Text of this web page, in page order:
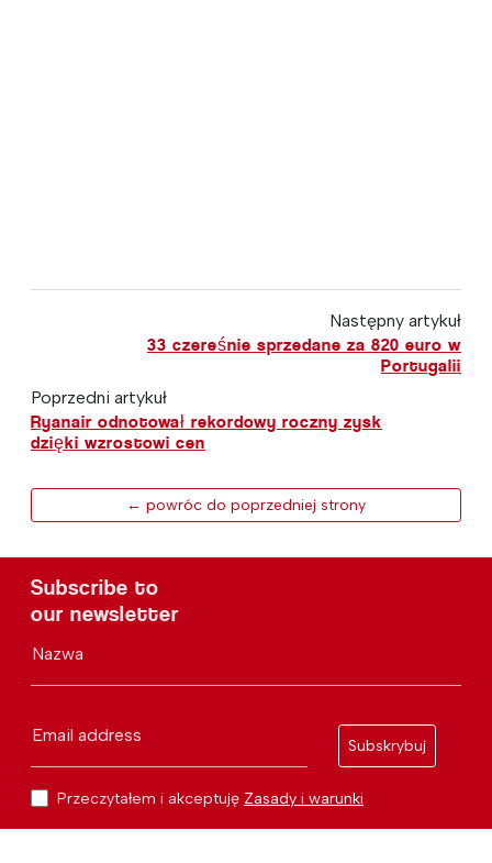
Następny artykuł
33 czereśnie sprzedane za 820 euro w
Portugalii
Poprzedni artykuł
Ryanair odnotował rekordowy roczny zysk
dzięki wzrostowi cen
← powróc do poprzedniej strony
Subscribe to
our newsletter
Nazwa
Email address
Subskrybuj
Przeczytałem i akceptuję Zasady i warunki